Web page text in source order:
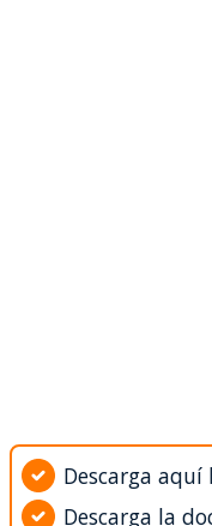
Descarga aquí
Descarga la